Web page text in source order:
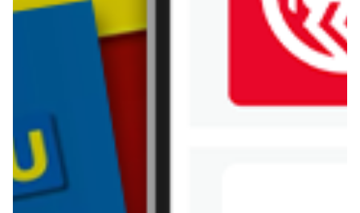
WIĘCEJ GAZETEK EURO